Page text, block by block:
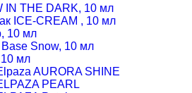
IN THE DARK, 10 мл
ICE-CREAM , 10 мл
10 мл
Snow, 10 мл
10 мл
AURORA SHINE
PEARL